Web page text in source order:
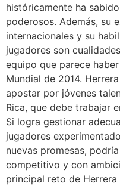
históricamente ha
poderosos. Además, su
internacionales y su
jugadores son
equipo que parece
Mundial de 2014.
apostar por jóvenes
Rica, que debe trabajar
Si logra gestionar
jugadores
nuevas promesas,
competitivo y con
principal reto de